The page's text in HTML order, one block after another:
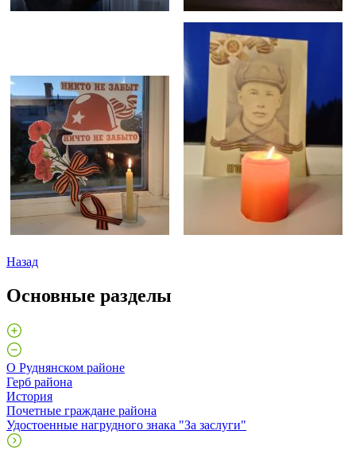
Назад
Основные разделы
О Руднянском районе
Герб района
История
Почетные граждане района
Удостоенные нагрудного знака "За заслуги"